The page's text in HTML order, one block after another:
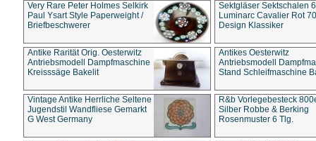
Very Rare Peter Holmes Selkirk
Paul Ysart Style Paperweight /
Briefbeschwerer
Sektgläser Sektschalen
Luminarc Cavalier Rot
Design Klassiker
Antike Rarität Orig. Oesterwitz
Antriebsmodell Dampfmaschine
Kreisssäge Bakelit
Antikes Oesterwitz
Antriebsmodell
Stand Schleifmaschine
Vintage Antike Herrliche Seltene
Jugendstil Wandfliese Gemarkt
G West Germany
R&b Vorlegebesteck
Silber Robbe & Berking
Rosenmuster 6 Tlg.